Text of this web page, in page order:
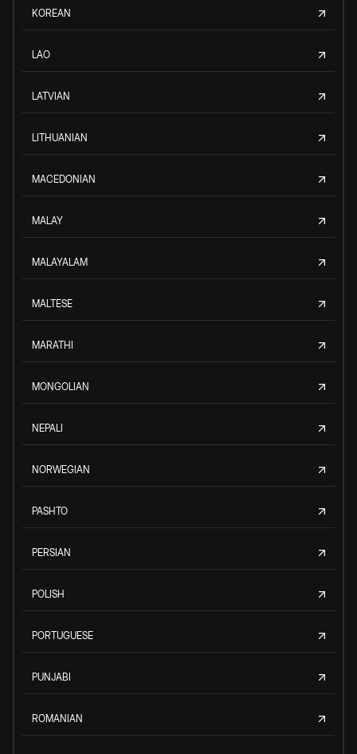
KOREAN
LAO
LATVIAN
LITHUANIAN
MACEDONIAN
MALAY
MALAYALAM
MALTESE
MARATHI
MONGOLIAN
NEPALI
NORWEGIAN
PASHTO
PERSIAN
POLISH
PORTUGUESE
PUNJABI
ROMANIAN